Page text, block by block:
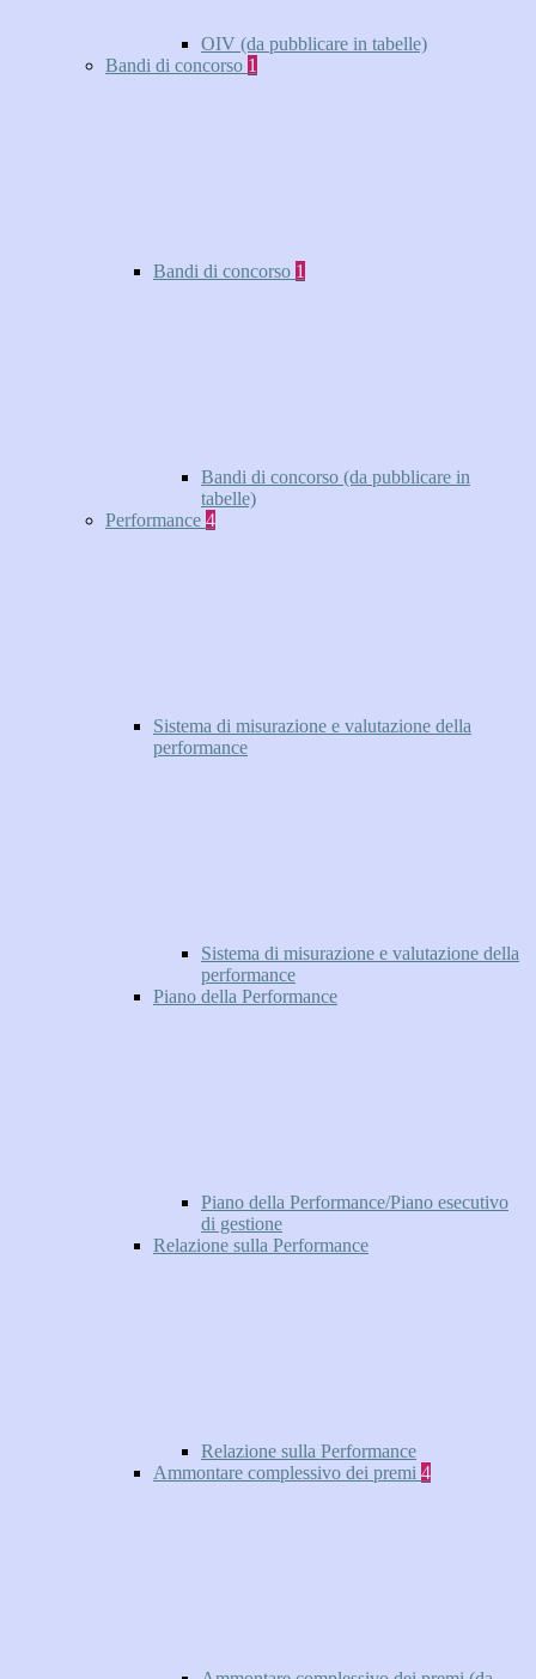
OIV (da pubblicare in tabelle)
Bandi di concorso 1
Bandi di concorso 1
Bandi di concorso (da pubblicare in
tabelle)
Performance 4
Sistema di misurazione e valutazione della
performance
Sistema di misurazione e valutazione della
performance
Piano della Performance
Piano della Performance/Piano esecutivo
di gestione
Relazione sulla Performance
Relazione sulla Performance
Ammontare complessivo dei premi 4